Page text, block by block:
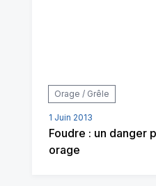
Orage / Grêle
1 Juin 2013
Foudre : un danger
orage